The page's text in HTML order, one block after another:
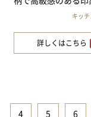
キッ
詳しくはこちら
4 5 6